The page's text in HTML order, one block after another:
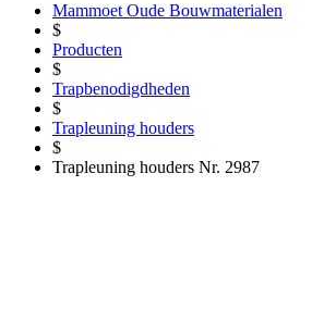
Mammoet Oude Bouwmaterialen
$
Producten
$
Trapbenodigdheden
$
Trapleuning houders
$
Trapleuning houders Nr. 2987